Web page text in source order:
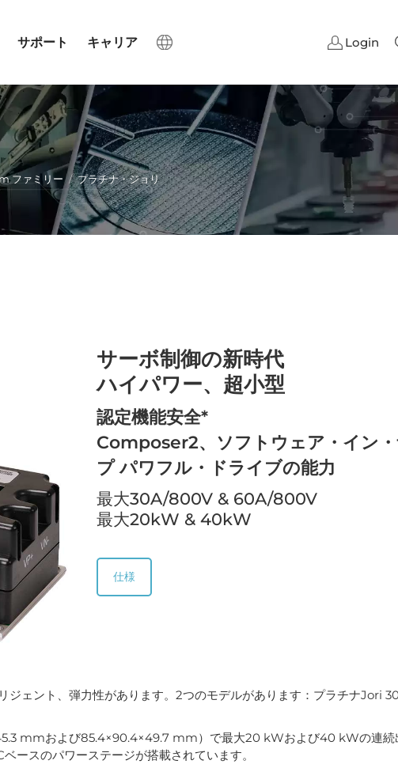
サポート キャリア Login
ファミリー プラチナ・ジョリ
サーボ制御の新時代
ハイパワー、超小型
認定機能安全*
Composer2、ソフトウェア・イン
プ パワフル・ドライブの能力
最大30A/800V & 60A/800V
最大20kW & 40kW
仕様
ジェント、弾力性があります。2つのモデルがあります：プラチナJori
mmおよび85.4×90.4×49.7 mm）で最大20 kWおよび40 kWの連続
ースのパワーステージが搭載されています。